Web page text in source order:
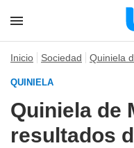
Inicio Sociedad Quiniela
QUINIELA
Quiniela de
resultados